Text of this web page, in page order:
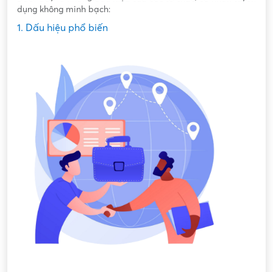
dụng không minh bạch:
1. Dấu hiệu phổ biến